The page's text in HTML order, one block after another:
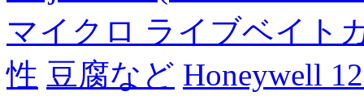
マイクロ ライブベイト
性 豆腐など Honeywell